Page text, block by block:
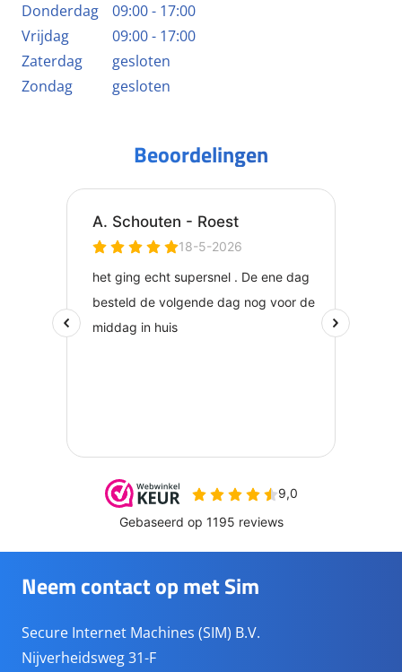
Donderdag
09:00 - 17:00
Vrijdag
09:00 - 17:00
Zaterdag
gesloten
Zondag
gesloten
Beoordelingen
Neem contact op met Sim
Secure Internet Machines (SIM) B.V.
Nijverheidsweg 31-F